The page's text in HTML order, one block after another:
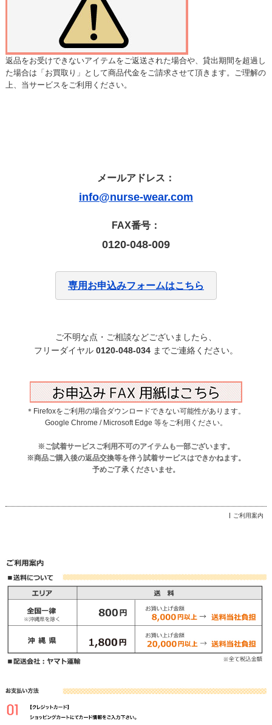
返品をお受けできないアイテムをご返送された場合や、貸出期間を超過し
た場合は「お買取り」として商品代金をご請求させて頂きます。ご理解の
上、当サービスをご利用ください。
メールアドレス：
info@nurse-wear.com
FAX番号：
0120-048-009
専用お申込みフォームはこちら
ご不明な点・ご相談などございましたら、
フリーダイヤル 0120-048-034までご連絡ください。
＊Firefoxをご利用の場合ダウンロードできない可能性があります。
Google Chrome / Microsoft Edge 等をご利用ください。
※ご試着サービスご利用不可のアイテムも一部ございます。
※商品ご購入後の返品交換等を伴う試着サービスはできかねます。
予めご了承くださいませ。
ご利用案内